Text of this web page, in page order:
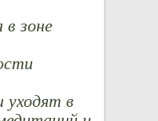
зоне
в